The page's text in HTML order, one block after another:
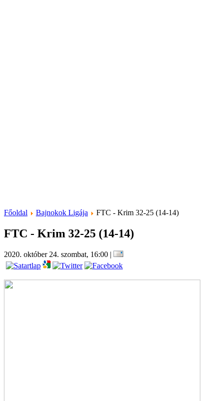
Főoldal Bajnokok Ligája FTC - Krim 32-25 (14-14)
FTC - Krim 32-25 (14-14)
2020. október 24. szombat, 16:00 |